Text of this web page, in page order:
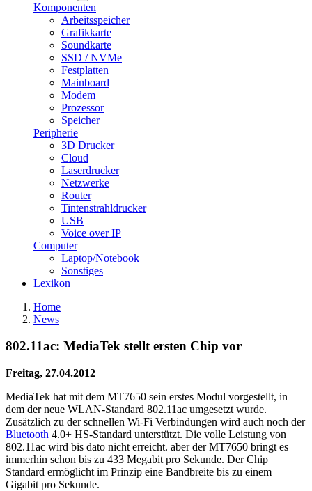
Komponenten
Arbeitsspeicher
Grafikkarte
Soundkarte
SSD / NVMe
Festplatten
Mainboard
Modem
Prozessor
Speicher
Peripherie
3D Drucker
Cloud
Laserdrucker
Netzwerke
Router
Tintenstrahldrucker
USB
Voice over IP
Computer
Laptop/Notebook
Sonstiges
Lexikon
Home
News
802.11ac: MediaTek stellt ersten Chip vor
Freitag, 27.04.2012
MediaTek hat mit dem MT7650 sein erstes Modul vorgestellt, in
dem der neue WLAN-Standard 802.11ac umgesetzt wurde.
Zusätzlich zu der schnellen Wi-Fi Verbindungen wird auch noch der
Bluetooth 4.0+ HS-Standard unterstützt. Die volle Leistung von
802.11ac wird bis dato nicht erreicht. aber der MT7650 bringt es
immerhin schon bis zu 433 Megabit pro Sekunde. Der Chip
Standard ermöglicht im Prinzip eine Bandbreite bis zu einem
Gigabit pro Sekunde.